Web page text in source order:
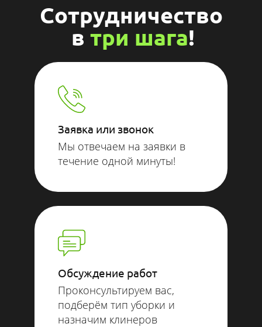
Сотрудничество
втри шага!
Заявка или звонок
Мы отвечаем на заявки в
течение одной минуты!
Обсуждение работ
Проконсультируем вас,
подберём тип уборки и
назначим клинеров